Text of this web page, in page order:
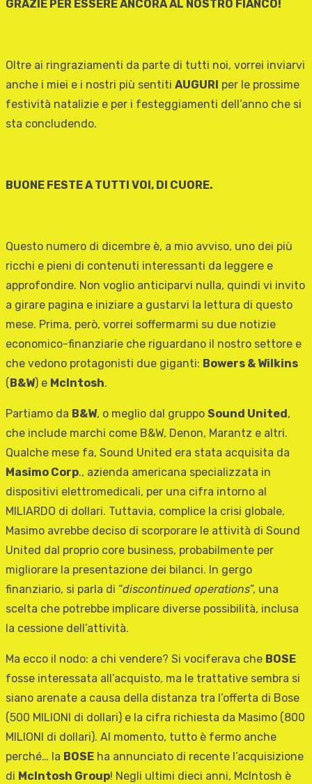
GRAZIE PER ESSERE ANCORA AL NOSTRO FIANCO!
Oltre ai ringraziamenti da parte di tutti noi, vorrei inviarvi
anche i miei e i nostri più sentiti AUGURI per le prossime
festività natalizie e per i festeggiamenti dell’anno che si
sta concludendo.
BUONE FESTE A TUTTI VOI, DI CUORE.
Questo numero di dicembre è, a mio avviso, uno dei più
ricchi e pieni di contenuti interessanti da leggere e
approfondire. Non voglio anticiparvi nulla, quindi vi invito
a girare pagina e iniziare a gustarvi la lettura di questo
mese. Prima, però, vorrei soffermarmi su due notizie
economico-finanziarie che riguardano il nostro settore e
che vedono protagonisti due giganti: Bowers & Wilkins
( B&W) e McIntosh.
Partiamo da B&W, o meglio dal gruppo Sound United ,
che include marchi come B&W, Denon, Marantz e altri.
Qualche mese fa, Sound United era stata acquisita da
Masimo Corp., azienda americana specializzata in
dispositivi elettromedicali, per una cifra intorno al
MILIARDO di dollari. Tuttavia, complice la crisi globale,
Masimo avrebbe deciso di scorporare le attività di Sound
United dal proprio core business, probabilmente per
migliorare la presentazione dei bilanci. In gergo
finanziario, si parla di “discontinued operations”, una
scelta che potrebbe implicare diverse possibilità, inclusa
la cessione dell’attività.
Ma ecco il nodo: a chi vendere? Si vociferava che BOSE
fosse interessata all’acquisto, ma le trattative sembra si
siano arenate a causa della distanza tra l’offerta di Bose
(500 MILIONI di dollari) e la cifra richiesta da Masimo (800
MILIONI di dollari). Al momento, tutto è fermo anche
perché… la BOSE ha annunciato di recente l’acquisizione
di McIntosh Group! Negli ultimi dieci anni, McIntosh è